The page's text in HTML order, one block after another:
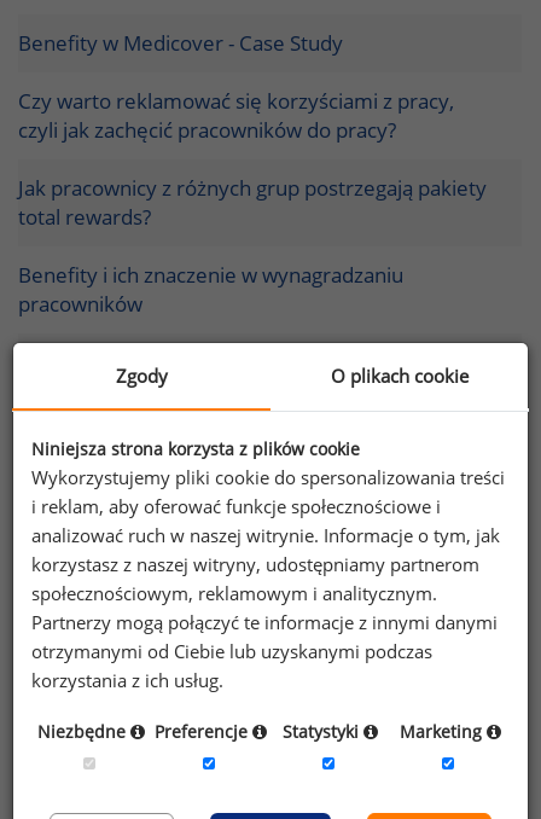
Benefity w Medicover - Case Study
Czy warto reklamować się korzyściami z pracy,
czyli jak zachęcić pracowników do pracy?
Jak pracownicy z różnych grup postrzegają pakiety
total rewards?
Benefity i ich znaczenie w wynagradzaniu
pracowników
Popularność świadczeń pozapłacowych wśród
brytyjskich pracodawców w 2010 roku
Elastyczne programy benefitów – podstawowe
informacje dla pracodawców
Świadczenia partycypacyjne szansą dla małych firm
Wyrzeczenie części wynagrodzenia (salary
sacrifice) jako forma współfinansowania programu
benefitów
5 alternatyw podwyżki wynagrodzenia
Zgody O plikach cookie
Niniejsza strona korzysta z plików cookie
Wykorzystujemy pliki cookie do spersonalizowania treści
i reklam, aby oferować funkcje społecznościowe i
analizować ruch w naszej witrynie. Informacje o tym, jak
korzystasz z naszej witryny, udostępniamy partnerom
społecznościowym, reklamowym i analitycznym.
Partnerzy mogą połączyć te informacje z innymi danymi
otrzymanymi od Ciebie lub uzyskanymi podczas
korzystania z ich usług.
Niezbędne Preferencje Statystyki Marketing